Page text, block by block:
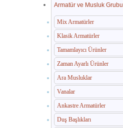
Armatür ve Musluk Grubu
Mix Armatürler
Klasik Armatürler
Tamamlayıcı Ürünler
Zaman Ayarlı Ürünler
Ara Musluklar
Vanalar
Ankastre Armatürler
Duş Başlıkları